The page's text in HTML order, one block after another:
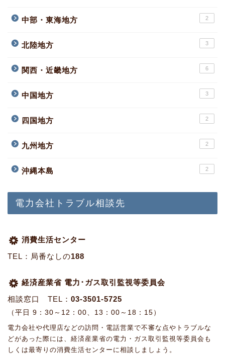
中部・東海地方 2
北陸地方 3
関西・近畿地方 6
中国地方 3
四国地方 2
九州地方 2
沖縄本島 2
電力会社トラブル相談先
消費生活センター
TEL：局番なしの188
経済産業省 電力･ガス取引監視等委員会
相談窓口 TEL： 03-3501-5725
（平日 9：30～12：00、13：00～18：15）
電力会社や代理店などの訪問・電話営業で不審な点やトラブルな
どがあった際には、経済産業省の電力・ガス取引監視等委員会も
しくは最寄りの消費生活センターに相談しましょう。